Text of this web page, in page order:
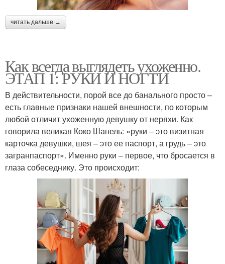
читать дальше →
Как всегда выглядеть ухоженно.
ЭТАП 1: РУКИ И НОГТИ
В действительности, порой все до банального просто –
есть главные признаки нашей внешности, по которым
любой отличит ухоженную девушку от неряхи. Как
говорила великая Коко Шанель: «руки – это визитная
карточка девушки, шея – это ее паспорт, а грудь – это
загранпаспорт». Именно руки – первое, что бросается в
глаза собеседнику. Это происходит: